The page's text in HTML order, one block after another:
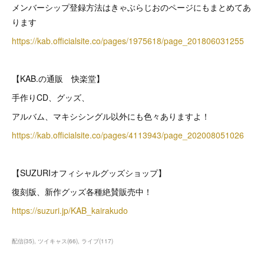
メンバーシップ登録方法はきゃぶらじおのページにもまとめてあ
ります
https://kab.officialsite.co/pages/1975618/page_201806031255
【KAB.の通販 快楽堂】
手作りCD、グッズ、
アルバム、マキシシングル以外にも色々ありますよ！
https://kab.officialsite.co/pages/4113943/page_202008051026
【SUZURIオフィシャルグッズショップ】
復刻版、新作グッズ各種絶賛販売中！
https://suzuri.jp/KAB_kairakudo
配信(35) ツイキャス(66) ライブ(117)